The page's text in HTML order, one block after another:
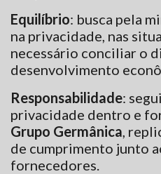
Equilíbrio: busca pela
na privacidade, nas
necessário conciliar o
desenvolvimento
Responsabilidade:
privacidade dentro e
Grupo Germânica,
de cumprimento junto
fornecedores.